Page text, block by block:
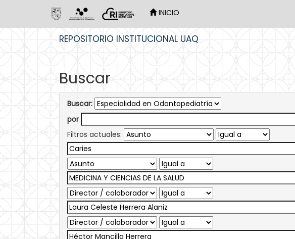
INICIO
REPOSITORIO INSTITUCIONAL UAQ
Buscar
Buscar:
por
Filtros actuales: